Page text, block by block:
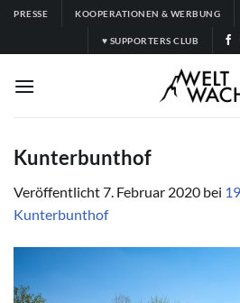
Zum
springen
PRESSE KOOPERATIONEN & WERBUNG
♥ SUPPORTERS CLUB
Kunterbunthof
Veröffentlicht7. Februar 2020 bei
Kunterbunthof